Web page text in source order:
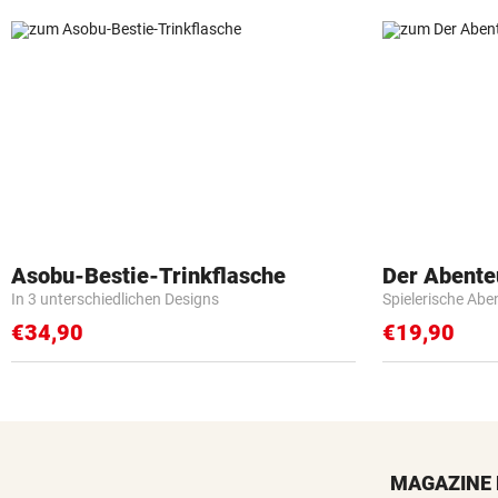
Asobu-Bestie-Trinkflasche
In 3 unterschiedlichen Designs
€34,90
Der
Spielerische
€19,90
MAGAZINE